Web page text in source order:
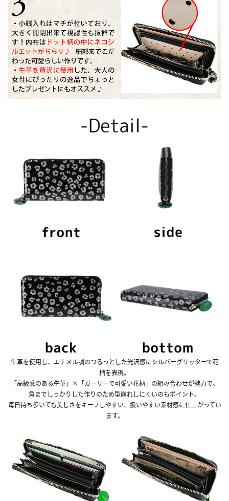
牛革を使用し、エナメル調のつるっとした光沢感にシルバーグリッターで花
柄を表現。
「高級感のある牛革」×「ガーリーで可愛い花柄」の組み合わせが魅力で、
角までしっかりした作りのため型崩れしにくいのもポイント。
毎日持ち歩いても美しさをキープしやすい、扱いやすい素材感に仕上がってい
ます。